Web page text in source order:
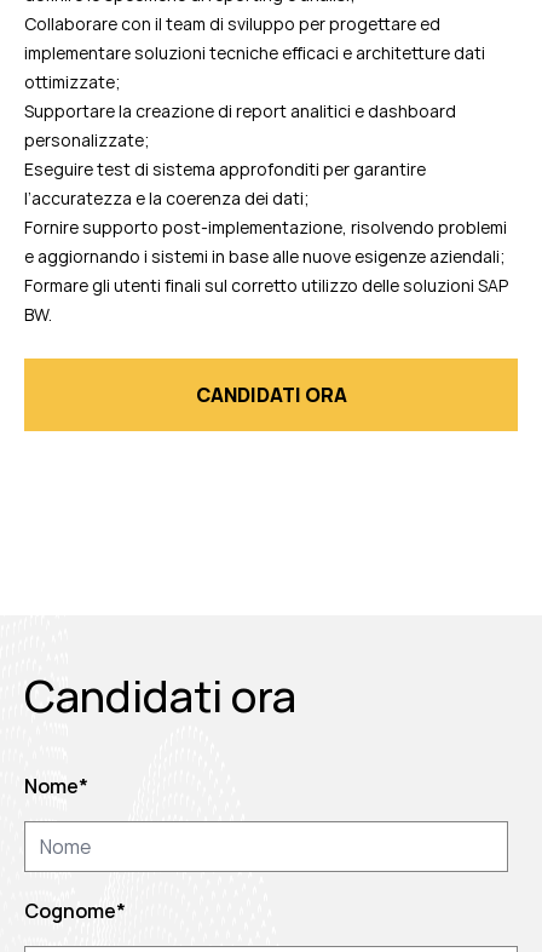
Collaborare con il team di sviluppo per progettare ed
implementare soluzioni tecniche efficaci e architetture dati
ottimizzate;
Supportare la creazione di report analitici e dashboard
personalizzate;
Eseguire test di sistema approfonditi per garantire
l’accuratezza e la coerenza dei dati;
Fornire supporto post-implementazione, risolvendo problemi
e aggiornando i sistemi in base alle nuove esigenze aziendali;
Formare gli utenti finali sul corretto utilizzo delle soluzioni SAP
BW.
CANDIDATI ORA
Candidati ora
Nome*
Cognome*